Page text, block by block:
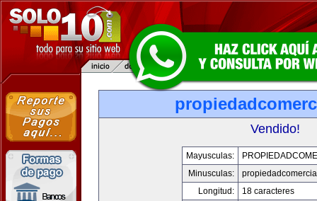
Vendido!
Mayusculas:
Minusculas:
Longitud:
18 caracteres